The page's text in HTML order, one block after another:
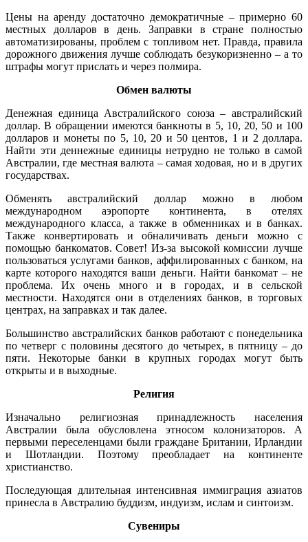
Цены на аренду достаточно демократичные – примерно 60
местных долларов в день. Заправки в стране полностью
автоматизированы, проблем с топливом нет. Правда, правила
дорожного движения лучше соблюдать безукоризненно – а то
штрафы могут прислать и через полмира.
Обмен валюты
Денежная единица Австралийского союза – австралийский
доллар. В обращении имеются банкноты в 5, 10, 20, 50 и 100
долларов и монеты по 5, 10, 20 и 50 центов, 1 и 2 доллара.
Найти эти деннежные единицы нетрудно не только в самой
Австралии, где местная валюта – самая ходовая, но и в других
государствах.
Обменять австралийский доллар можно в любом
международном аэропорте континента, в отелях
международного класса, а также в обменниках и в банках.
Также конвертировать и обналичивать деньги можно с
помощью банкоматов. Совет! Из-за высокой комиссии лучше
пользоваться услугами банков, аффилированных с банком, на
карте которого находятся ваши деньги. Найти банкомат – не
проблема. Их очень много и в городах, и в сельской
местности. Находятся они в отделениях банков, в торговых
центрах, на заправках и так далее.
Большинство австралийских банков работают с понедельника
по четверг с половины десятого до четырех, в пятницу – до
пяти. Некоторые банки в крупных городах могут быть
открыты и в выходные.
Религия
Изначально религиозная принадлежность населения
Австралии была обусловлена этносом колонизаторов. А
первыми переселенцами были граждане Британии, Ирландии
и Шотландии. Поэтому преобладает на континенте
христианство.
Последующая длительная интенсивная иммиграция азиатов
принесла в Австралию буддизм, индуизм, ислам и синтоизм.
Сувениры